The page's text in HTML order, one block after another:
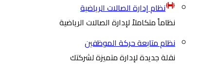
نظام إدارة الصالات الرياضية
نظاماً متكاملاً لإدارة الصالات الرياضية
نظام متابعة حركة الموظفين
نقلة جديدة لإدارة متميزة لشركتك